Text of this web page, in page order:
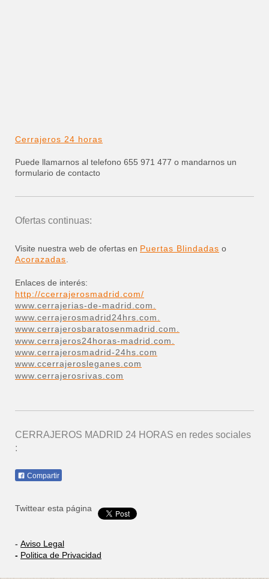
Cerrajeros 24 horas
Puede llamarnos al telefono 655 971 477 o mandarnos un
formulario de contacto
Ofertas continuas:
Visite nuestra web de ofertas en Puertas Blindadas o
Acorazadas
Enlaces de interés:
http://ccerrajerosmadrid.com/
www.cerrajerias-de-madrid.com.
www.cerrajerosmadrid24hrs.com.
www.cerrajerosbaratosenmadrid.com.
www.cerrajeros24horas-madrid.com.
www.cerrajerosmadrid-24hs.com
www.ccerrajerosleganes.com
www.cerrajerosrivas.com
CERRAJEROS MADRID 24 HORAS en redes sociales
:
Compartir
Twittear esta página
- Aviso Legal
- Politica de Privacidad